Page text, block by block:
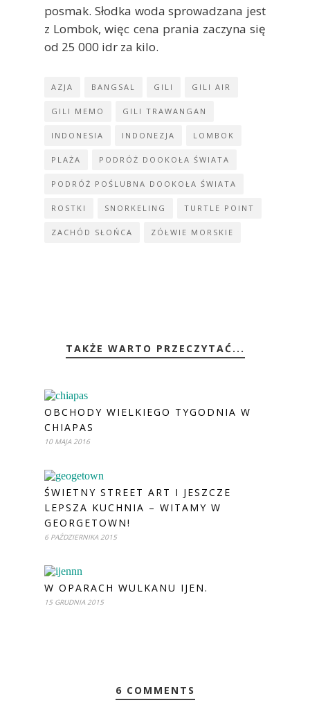
posmak. Słodka woda sprowadzana jest
z Lombok, więc cena prania zaczyna się
od 25 000 idr za kilo.
AZJA BANGSAL GILI GILI AIR
GILI MEMO GILI TRAWANGAN
INDONESIA INDONEZJA LOMBOK
PLAŻA PODRÓŻ DOOKOŁA ŚWIATA
PODRÓŻ POŚLUBNA DOOKOŁA ŚWIATA
ROSTKI SNORKELING TURTLE POINT
ZACHÓD SŁOŃCA ZÓŁWIE MORSKIE
TAKŻE WARTO PRZECZYTAĆ...
OBCHODY WIELKIEGO TYGODNIA W
CHIAPAS
10 MAJA 2016
ŚWIETNY STREET ART I JESZCZE
LEPSZA KUCHNIA – WITAMY W
GEORGETOWN!
6 PAŹDZIERNIKA 2015
W OPARACH WULKANU IJEN.
15 GRUDNIA 2015
6 COMMENTS